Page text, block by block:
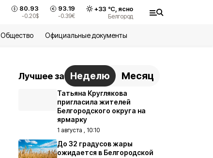
80.93
-0.20$
93.19
-0.39€
+33 °С, ясно
Белгород
Общество Официальные документы
Лучшее за Неделю Месяц
Татьяна Круглякова
пригласила жителей
Белгородского округа на
ярмарку
1 августа , 10:10
До 32 градусов жары
ожидается в Белгородской